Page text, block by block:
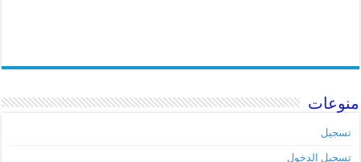
منوعات
تسجيل
تسجيل الدخول